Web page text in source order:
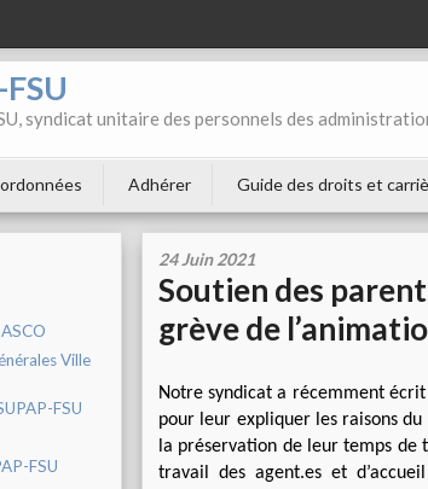
syndicat unitaire des personnels des
Adhérer Guide des droits et
Ville
FSU
FSU
24 Juin 2021
Soutien des
grève de
Notre syndicat a récemment
pour leur expliquer les raisons
la préservation de leur temps de
travail des agent.es et